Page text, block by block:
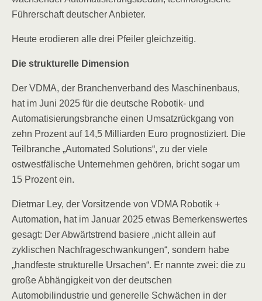
Führerschaft deutscher Anbieter.
Heute erodieren alle drei Pfeiler gleichzeitig.
Die strukturelle Dimension
Der VDMA, der Branchenverband des Maschinenbaus,
hat im Juni 2025 für die deutsche Robotik- und
Automatisierungsbranche einen Umsatzrückgang von
zehn Prozent auf 14,5 Milliarden Euro prognostiziert. Die
Teilbranche „Automated Solutions“, zu der viele
ostwestfälische Unternehmen gehören, bricht sogar um
15 Prozent ein.
Dietmar Ley, der Vorsitzende von VDMA Robotik +
Automation, hat im Januar 2025 etwas Bemerkenswertes
gesagt: Der Abwärtstrend basiere „nicht allein auf
zyklischen Nachfrageschwankungen“, sondern habe
„handfeste strukturelle Ursachen“. Er nannte zwei: die zu
große Abhängigkeit von der deutschen
Automobilindustrie und generelle Schwächen in der